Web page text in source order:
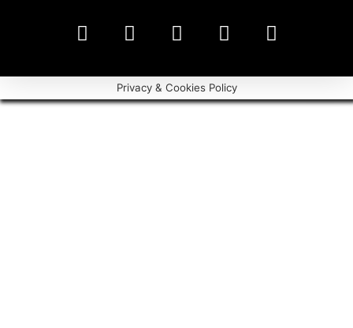
Privacy & Cookies Policy